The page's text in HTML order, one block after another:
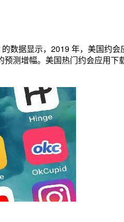
数据显示，2019 年，美国约
测增幅。美国热门约会应用下